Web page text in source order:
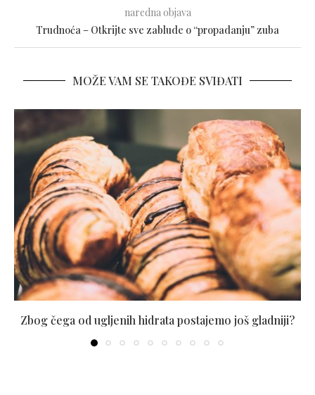
naredna objava
Trudnoća – Otkrijte sve zablude o “propadanju” zuba
MOŽE VAM SE TAKOĐE SVIĐATI
Zbog čega od ugljenih hidrata postajemo još gladniji?